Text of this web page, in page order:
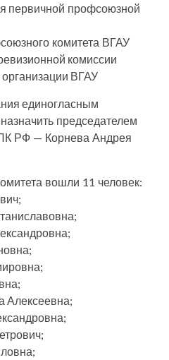
первичной профсоюзной
комитета ВГАУ
комиссии
ВГАУ
единогласным
председателем
РФ — Корнева Андрея
вошли 11 человек:
Алексеевна;